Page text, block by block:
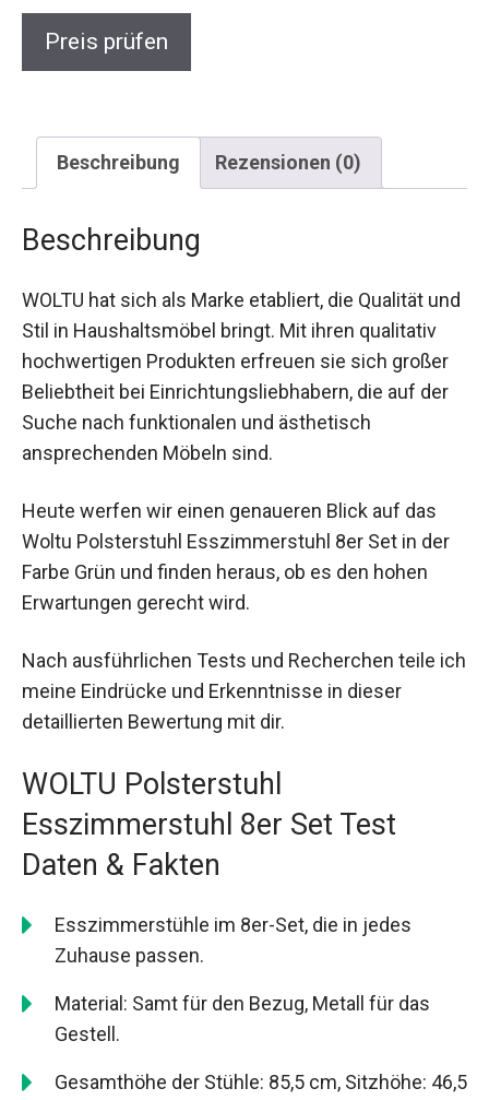
Preis prüfen
Beschreibung Rezensionen (0)
Beschreibung
WOLTU hat sich als Marke etabliert, die Qualität und
Stil in Haushaltsmöbel bringt. Mit ihren qualitativ
hochwertigen Produkten erfreuen sie sich großer
Beliebtheit bei Einrichtungsliebhabern, die auf der
Suche nach funktionalen und ästhetisch
ansprechenden Möbeln sind.
Heute werfen wir einen genaueren Blick auf das
Woltu Polsterstuhl Esszimmerstuhl 8er Set in der
Farbe Grün und finden heraus, ob es den hohen
Erwartungen gerecht wird.
Nach ausführlichen Tests und Recherchen teile ich
meine Eindrücke und Erkenntnisse in dieser
detaillierten Bewertung mit dir.
WOLTU Polsterstuhl
Esszimmerstuhl 8er Set Test
Daten & Fakten
Esszimmerstühle im 8er-Set, die in jedes
Zuhause passen.
Material: Samt für den Bezug, Metall für das
Gestell.
Gesamthöhe der Stühle: 85,5 cm, Sitzhöhe: 46,5